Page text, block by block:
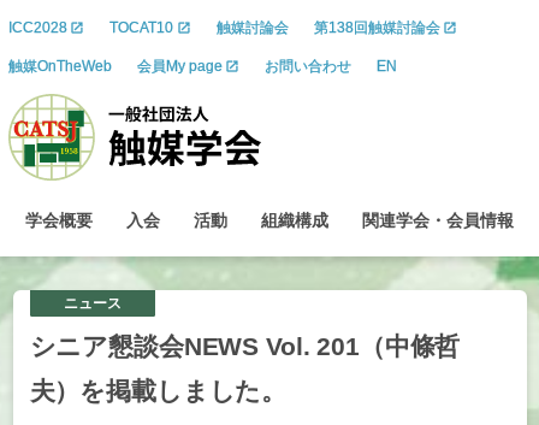
ICC2028 TOCAT10 触媒討論会 第138回触媒討論会
触媒OnTheWeb 会員My page お問い合わせ EN
学会概要 入会 活動 組織構成 関連学会 ・ 会員情報
ニュース
シニア懇談会NEWS Vol. 201 （中條哲
夫）を掲載しました。